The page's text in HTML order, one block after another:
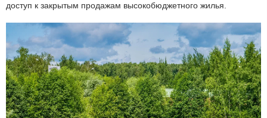
доступ к закрытым продажам высокобюджетного жилья.